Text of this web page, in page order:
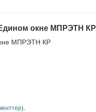
окне МПРЭТН КР
МПРЭТН КР
).